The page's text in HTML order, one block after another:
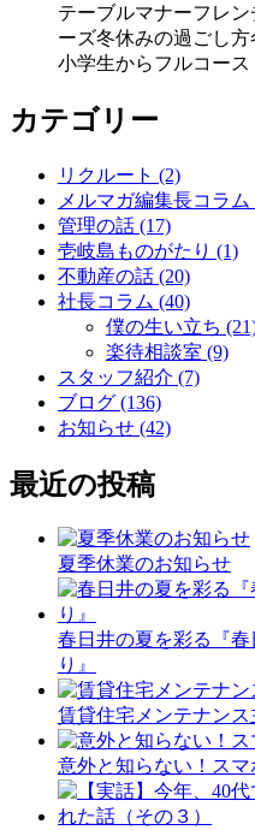
テーブルマナーフレン
ーズ冬休みの過ごし方
小学生からフルコース
カテゴリー
リクルート (2)
メルマガ編集長コラム
管理の話 (17)
壱岐島ものがたり (1)
不動産の話 (20)
社長コラム (40)
僕の生い立ち
楽待相談室 (9)
スタッフ紹介 (7)
ブログ (136)
お知らせ (42)
最近の投稿
夏季休業のお知らせ
春日井の夏を彩る『
り』
賃貸住宅メンテナンス
意外と知らない！ス